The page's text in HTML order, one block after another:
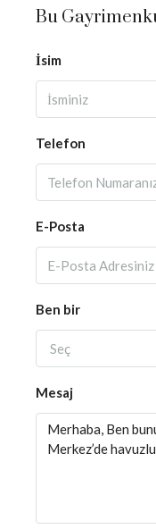
Bu
İsim
Telefon
E-Posta
Ben bir
Seç
Mesaj